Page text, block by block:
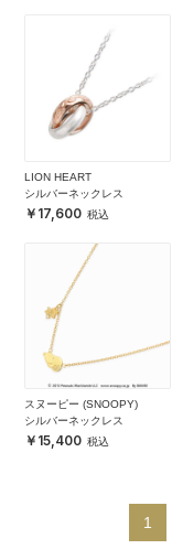
LION HEART
シルバーネックレス
17,600
スヌーピー (SNOOPY)
シルバーネックレス
15,400
1